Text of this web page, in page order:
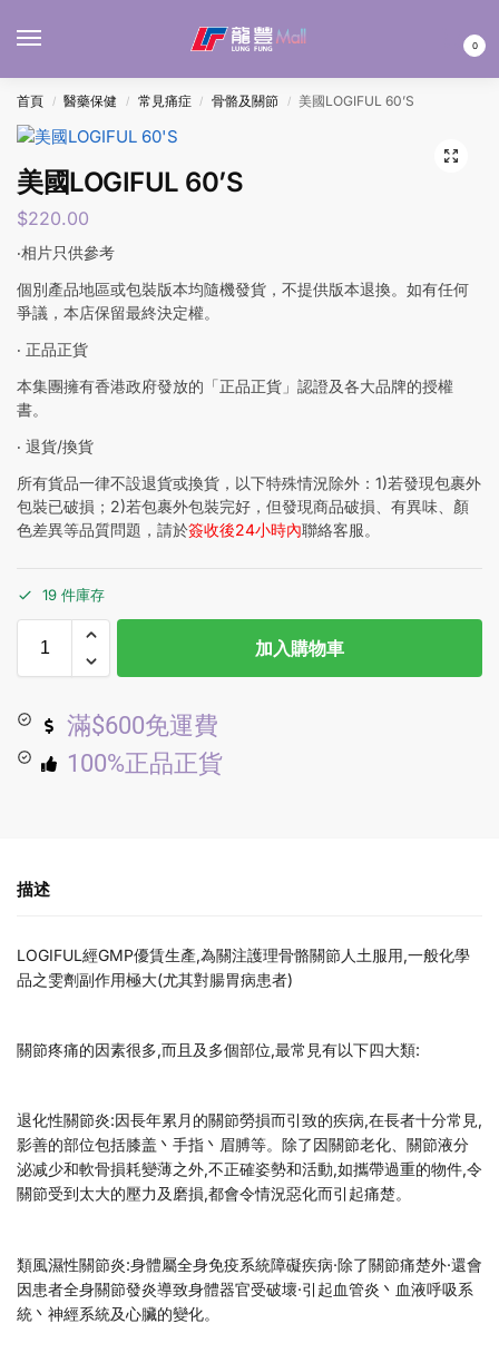
0
首頁 / 醫藥保健 / 常見痛症 / 骨骼及關節 / 美國LOGIFUL 60’S
美國LOGIFUL 60’S
$220.00
‧相片只供參考
個別產品地區或包裝版本均隨機發貨，不提供版本退換。如有任何
爭議，本店保留最終決定權。
‧ 正品正貨
本集團擁有香港政府發放的「正品正貨」認證及各大品牌的授權
書。
‧ 退貨/換貨
所有貨品一律不設退貨或換貨，以下特殊情況除外：1)若發現包裹外
包裝已破損；2)若包裹外包裝完好，但發現商品破損、有異味、顏
色差異等品質問題，請於簽收後24小時內聯絡客服。
19 件庫存
加入購物車
滿$600免運費
100%正品正貨
描述
LOGIFUL經GMP優賃生產,為關注護理骨骼關節人土服用,一般化學
品之雯劑副作用極大(尤其對腸胃病患者)
關節疼痛的因素很多,而且及多個部位,最常見有以下四大類:
退化性關節炎:因長年累月的關節勞損而引致的疾病,在長者十分常見,
影善的部位包括膝盖丶手指丶眉膊等。除了因關節老化、關節液分
泌减少和軟骨損耗變薄之外,不正確姿勢和活動,如攜帶過重的物件,令
關節受到太大的壓力及磨損,都會令情況惡化而引起痛楚。
類風濕性關節炎:身體屬全身免疫系統障礙疾病·除了關節痛楚外·還會
因患者全身關節發炎導致身體器官受破壞·引起血管炎丶血液呼吸系
統丶神經系統及心臟的變化。